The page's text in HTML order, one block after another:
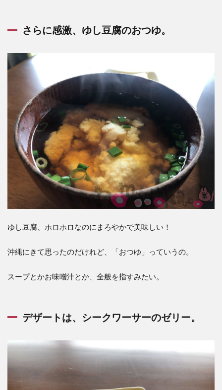
さらに感激、ゆし豆腐のおつゆ。
ゆし豆腐、ホロホロなのにまろやかで美味しい！
沖縄にきて思ったのだけれど、「おつゆ」っていうの。
スープとかお味噌汁とか、全般を指すみたい。
デザートは、シークワーサーのゼリー。